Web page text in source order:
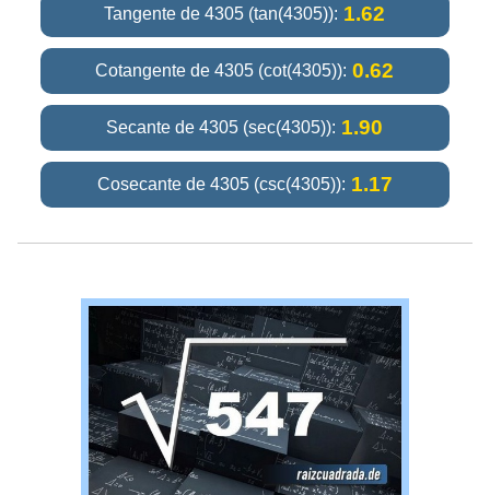
Tangente de 4305 (tan(4305)): 1.62
Cotangente de 4305 (cot(4305)): 0.62
Secante de 4305 (sec(4305)): 1.90
Cosecante de 4305 (csc(4305)): 1.17